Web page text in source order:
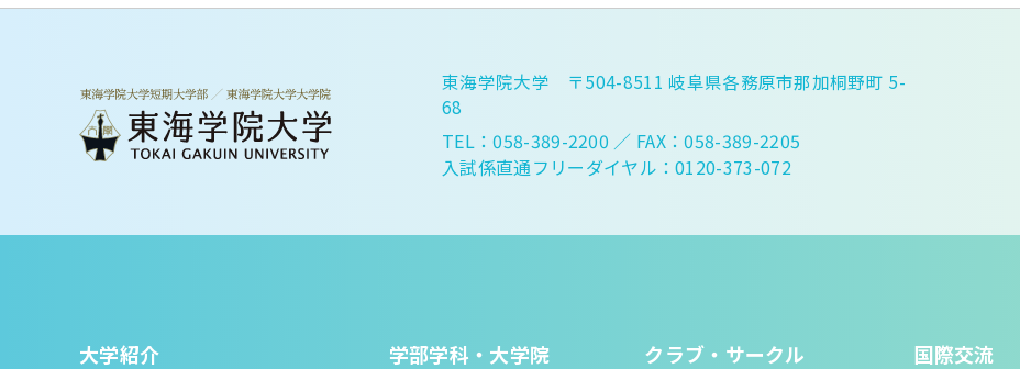
東海学院大学 〒504-8511 岐阜県各務原市那加桐野町 5-
68
TEL：058-389-2200 ／ FAX：058-389-2205
入試係直通フリーダイヤル：0120-373-072
大学紹介 学部学科・大学院 クラブ・サークル 国際交流